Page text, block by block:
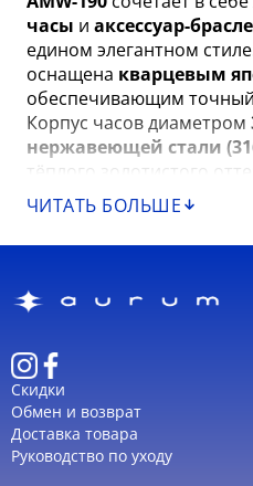
часы и аксессуар-
едином элегантном
оснащена кварцевым
обеспечивающим
Корпус часов диаметром
нержавеющей стали
тёплого золотистого
изысканный характер
защищёнсапфировым
устойчивым к царапинам
обеспечивает
комплектный
Водозащита
случайных брызг и дождя,
удобными для
Набор поставляется в
коробке, что делает его
ЧИТАТЬ БОЛЬШЕ
Скидки
Обмен и возврат
Доставка товара
Руководство по уходу